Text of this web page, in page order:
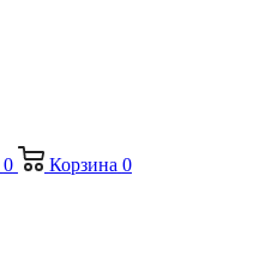
0 Корзина 0